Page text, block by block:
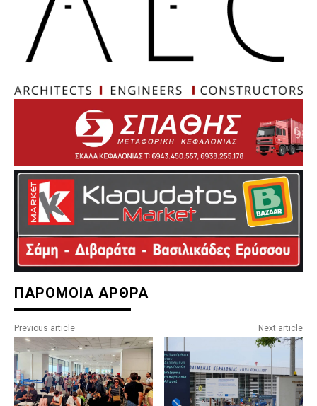
ΠΑΡΟΜΟΙΑ ΑΡΘΡΑ
Previous article Next article